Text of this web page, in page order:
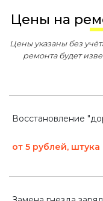
Цены на
Цены указаны без
ремонта будет
Восстановление
от 5 рублей, штука